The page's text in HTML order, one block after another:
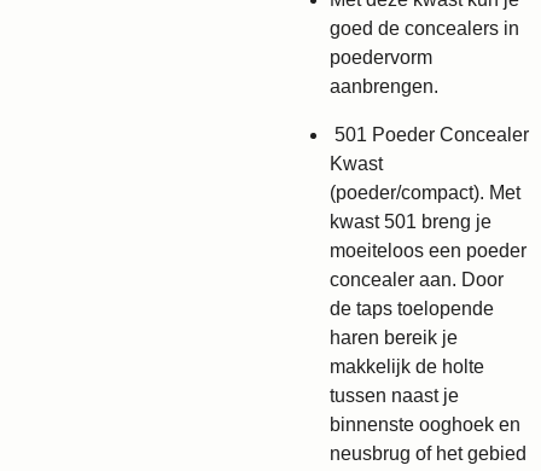
goed de concealers in
poedervorm
aanbrengen.
501 Poeder Concealer
Kwast
(poeder/compact). Met
kwast 501 breng je
moeiteloos een poeder
concealer aan. Door
de taps toelopende
haren bereik je
makkelijk de holte
tussen naast je
binnenste ooghoek en
neusbrug of het gebied